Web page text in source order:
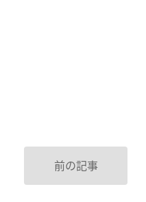
前の記事